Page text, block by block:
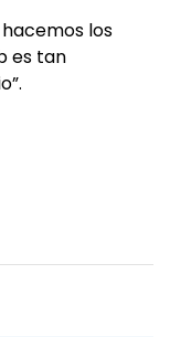
los
es tan